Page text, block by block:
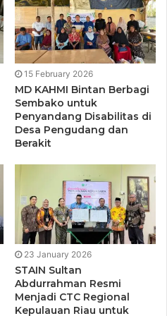
turut memberikan apresiasi
pendidikan tersebut.
Bintan yang diwakili
M.Pd., berharap kegiatan
belajar anak-anak di
harus terus mendapatkan
karena merekalah generasi
2045,” katanya.
Rosalia, S.Psi., M.Psi.,
pendidikan
pihak.
15 February 2026
MD KAHMI Bintan Berbagi
Sembako untuk
Penyandang Disabilitas di
Desa Pengudang dan
Berakit
23 January 2026
STAIN Sultan
Abdurrahman Resmi
Menjadi CTC Regional
Kepulauan Riau untuk